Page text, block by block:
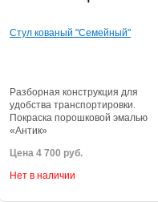
Стул кованый "Семейный"
Разборная конструкция для
удобства транспортировки.
Покраска порошковой эмалью
«Антик»
Цена 4 700 руб.
Нет в наличии